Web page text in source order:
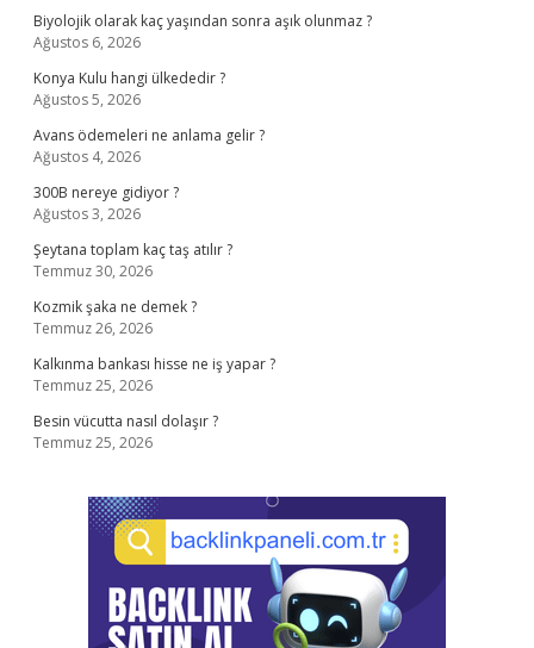
Biyolojik olarak kaç yaşından sonra aşık olunmaz ?
Ağustos 6, 2026
Konya Kulu hangi ülkededir ?
Ağustos 5, 2026
Avans ödemeleri ne anlama gelir ?
Ağustos 4, 2026
300B nereye gidiyor ?
Ağustos 3, 2026
Şeytana toplam kaç taş atılır ?
Temmuz 30, 2026
Kozmik şaka ne demek ?
Temmuz 26, 2026
Kalkınma bankası hisse ne iş yapar ?
Temmuz 25, 2026
Besin vücutta nasıl dolaşır ?
Temmuz 25, 2026